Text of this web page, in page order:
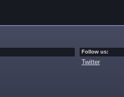
Follow us:
Twitter